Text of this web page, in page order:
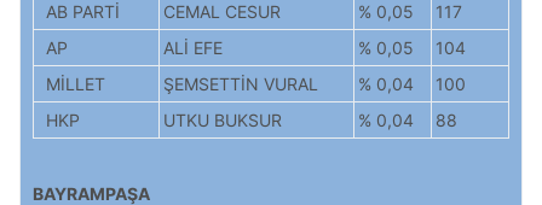
AB PARTİ
CEMAL CESUR % 0,05
117
AP
ALİ EFE % 0,05
104
MİLLET
ŞEMSETTİN VURAL % 0,04
100
HKP
UTKU BUKSUR % 0,04 88
BAYRAMPAŞA